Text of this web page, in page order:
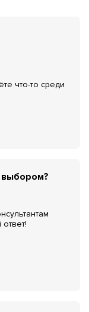
что-то среди
выбором?